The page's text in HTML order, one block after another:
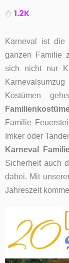
1.2K
Karneval ist die
ganzen Familie
sich nicht nur
Kostümen
Familie
Imker oder
Karneval
Sicherheit auch
dabei. Mit
Jahreszeit